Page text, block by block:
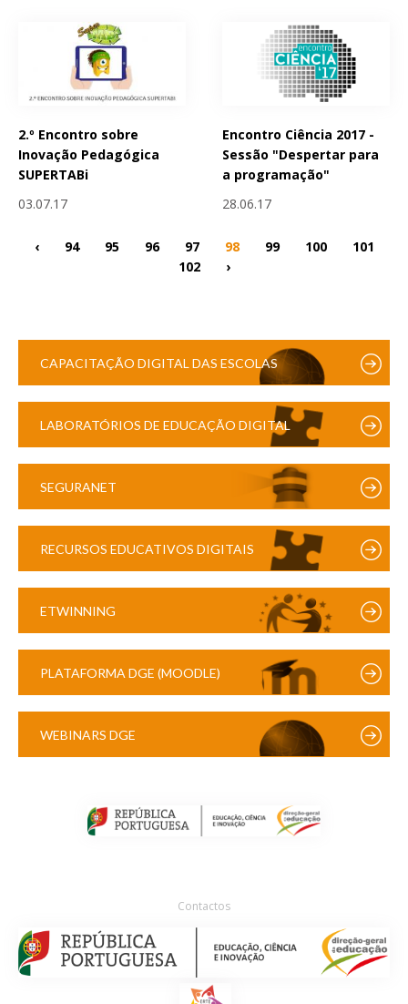
2.º Encontro sobre
Inovação Pedagógica
SUPERTABi
03.07.17
Encontro Ciência 2017 -
Sessão "Despertar para
a programação"
28.06.17
‹ 94 95 96 97 98 99 100
101
102
›
CAPACITAÇÃO DIGITAL DAS ESCOLAS
LABORATÓRIOS DE EDUCAÇÃO DIGITAL
SEGURANET
RECURSOS EDUCATIVOS DIGITAIS
ETWINNING
PLATAFORMA DGE (MOODLE)
WEBINARS DGE
Contactos